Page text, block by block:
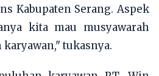
Kabupaten Serang. Aspek
kita mau musyawarah
tukasnya.